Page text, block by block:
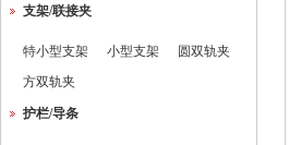
支架/联接夹
特小型支架 小型支架
圆双轨夹
方双轨夹
护栏/导条